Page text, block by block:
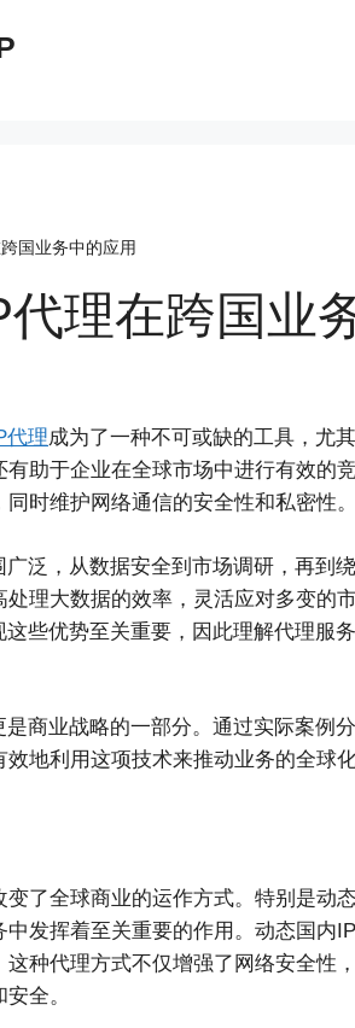
国业务中的应用
理在跨国业
代理成为了一种不可或缺的工具，尤
助于企业在全球市场中进行有效的
时维护网络通信的安全性和私密性。
泛，从数据安全到市场调研，再到
理大数据的效率，灵活应对多变的
些优势至关重要，因此理解代理服
商业战略的一部分。通过实际案例
地利用这项技术来推动业务的全球化
了全球商业的运作方式。特别是动
发挥着至关重要的作用。动态国内
种代理方式不仅增强了网络安全性
全。